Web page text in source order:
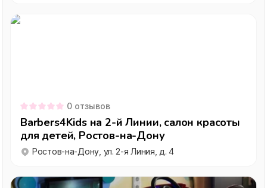
0 отзывов
Barbers4Kids на 2-й Линии, салон красоты
для детей, Ростов-на-Дону
Ростов-на-Дону, ул. 2-я Линия, д. 4